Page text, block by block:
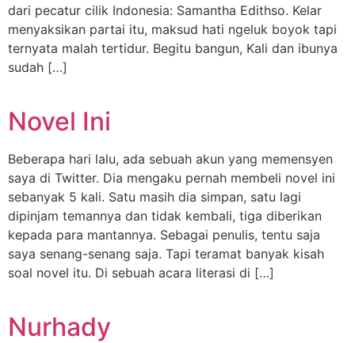
Puthut EA
Situsweb
dari pecatur cilik Indonesia: Samantha Edithso. Kelar
menyaksikan partai itu, maksud hati ngeluk boyok tapi
ternyata malah tertidur. Begitu bangun, Kali dan ibunya
sudah […]
Novel Ini
Beberapa hari lalu, ada sebuah akun yang memensyen
saya di Twitter. Dia mengaku pernah membeli novel ini
sebanyak 5 kali. Satu masih dia simpan, satu lagi
dipinjam temannya dan tidak kembali, tiga diberikan
kepada para mantannya. Sebagai penulis, tentu saja
saya senang-senang saja. Tapi teramat banyak kisah
soal novel itu. Di sebuah acara literasi di […]
Nurhady